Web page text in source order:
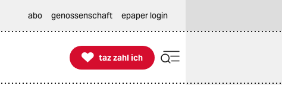
abo genossenschaft epaper login

taz zahl ich
taz zahl ich